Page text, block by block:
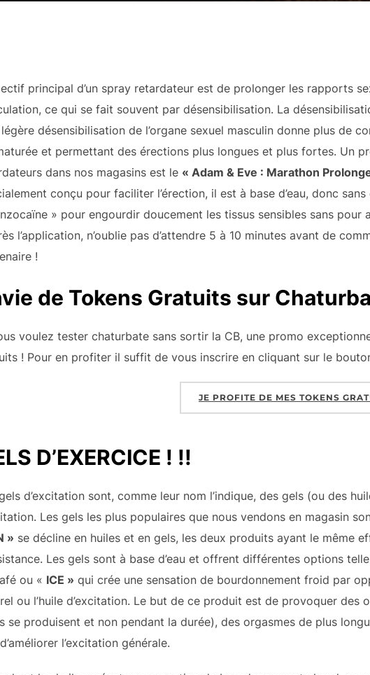
principal d’un spray retardateur est de prolonger les rapports
ce qui se fait souvent par désensibilisation. La
désensibilisation de l’organe sexuel masculin donne plus de
et permettant des érections plus longues et plus fortes. Un
dans nos magasins est le « Adam & Eve : Marathon
conçu pour faciliter l’érection, il est à base d’eau, donc
» pour engourdir doucement les tissus sensibles sans
l’application, n’oublie pas d’attendre 5 à 10 minutes avant de
!
de Tokens Gratuits sur
voulez tester chaturbate sans sortir la CB, une promo
! Pour en profiter il suffit de vous inscrire en cliquant sur le
JE PROFITE DE MES TOKENS
D’EXERCICE ! !!
d’excitation sont, comme leur nom l’indique, des gels (ou des
Les gels les plus populaires que nous vendons en magasin
» se décline en huiles et en gels, les deux produits ayant le même
Les gels sont à base d’eau et offrent différentes options
ou « ICE » qui crée une sensation de bourdonnement froid par
ou l’huile d’excitation. Le but de ce produit est de provoquer des
se produisent et non pendant la durée), des orgasmes de plus
l’excitation générale.